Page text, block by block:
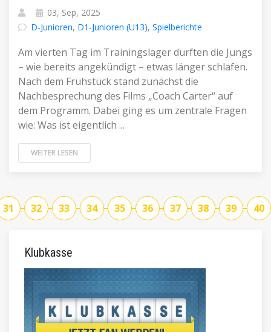
03, Sep, 2025
D-Junioren, D1-Junioren (U13), Spielberichte
Am vierten Tag im Trainingslager durften die Jungs
– wie bereits angekündigt – etwas länger schlafen.
Nach dem Frühstück stand zunächst die
Nachbesprechung des Films „Coach Carter“ auf
dem Programm. Dabei ging es um zentrale Fragen
wie: Was ist eigentlich ...
WEITER LESEN
31 32 33 34 35 36 37 38 39 40
Klubkasse